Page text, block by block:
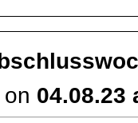
04.08.23